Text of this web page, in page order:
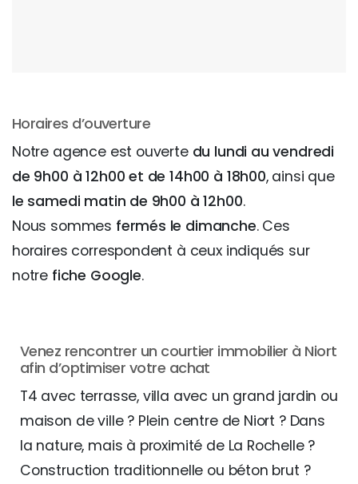
Horaires d’ouverture
Notre agence est ouverte du lundi au vendredi
de 9h00 à 12h00 et de 14h00 à 18h00, ainsi que
le samedi matin de 9h00 à 12h00.
Nous sommes fermés le dimanche. Ces
horaires correspondent à ceux indiqués sur
notre fiche Google.
Venez rencontrer un courtier immobilier à Niort
afin d’optimiser votre achat
T4 avec terrasse, villa avec un grand jardin ou
maison de ville ? Plein centre de Niort ? Dans
la nature, mais à proximité de La Rochelle ?
Construction traditionnelle ou béton brut ?